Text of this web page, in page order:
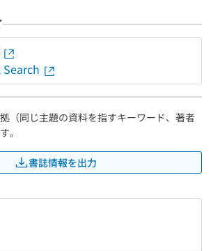
（同じ主題の資料を指すキーワード、著者
。
書誌情報を出力